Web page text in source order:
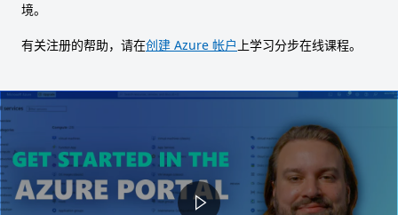
境。
有关注册的帮助，请在创建 Azure 帐户 上学习分步在线课程。
Video container